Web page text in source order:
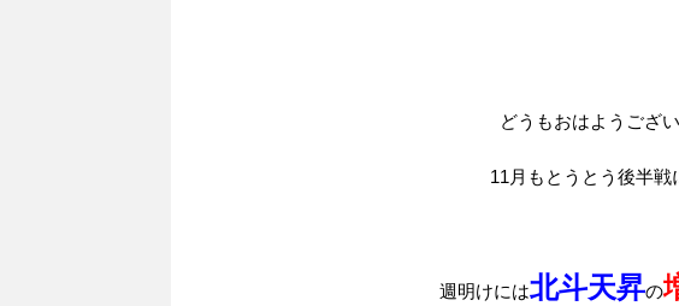
どうもおはようござい
11月もとうとう後半戦
週明けには北斗天昇の